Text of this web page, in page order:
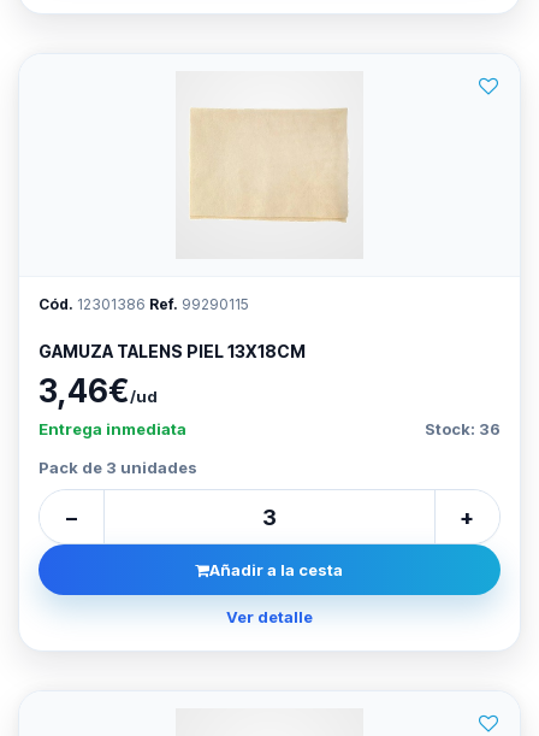
Cód. 12301386 Ref. 99290115
GAMUZA TALENS PIEL 13X18CM
3,46€/ud
Entrega inmediata
Stock: 36
Pack de 3 unidades
− +
Añadir a la cesta
Ver detalle